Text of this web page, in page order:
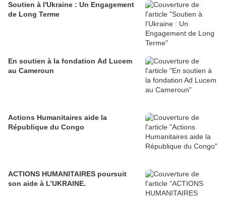
Soutien à l'Ukraine : Un Engagement
de Long Terme
En soutien à la fondation Ad Lucem
au Cameroun
Actions Humanitaires aide la
République du Congo
ACTIONS HUMANITAIRES poursuit
son aide à L’UKRAINE.